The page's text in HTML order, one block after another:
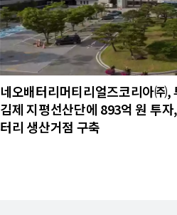
네오배터리머티리얼즈코리아㈜,
김제 지평선산단에 893억 원 투
터리 생산거점 구축